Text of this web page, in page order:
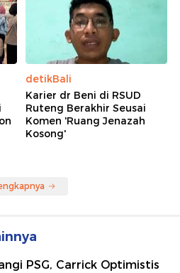
detikBali
Karier dr Beni di RSUD
Ruteng Berakhir Seusai
Komen 'Ruang Jenazah
Kosong'
PSG, Carrick Optimistis